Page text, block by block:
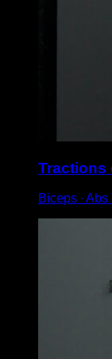
Tractions
Biceps ∙ Abs